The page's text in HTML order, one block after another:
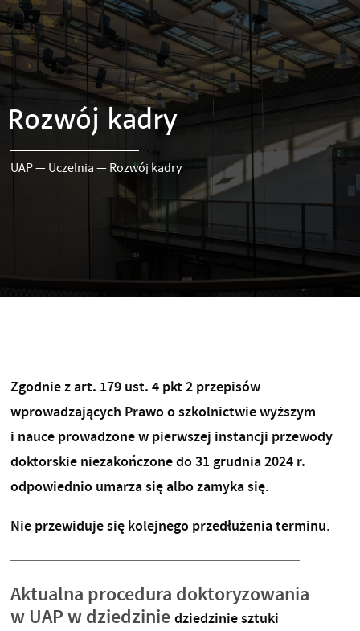
Rozwój kadry
UAP— Uczelnia — Rozwój kadry
Zgodnie z art. 179 ust. 4 pkt 2 przepisów
wprowadzających Prawo o szkolnictwie wyższym
i nauce prowadzone w pierwszej instancji przewody
doktorskie niezakończone do 31 grudnia 2024 r.
odpowiednio umarza się albo zamyka się.
Nie przewiduje się kolejnego przedłużenia terminu.
Aktualna procedura doktoryzowania
w UAP w dziedzinie dziedzinie sztuki